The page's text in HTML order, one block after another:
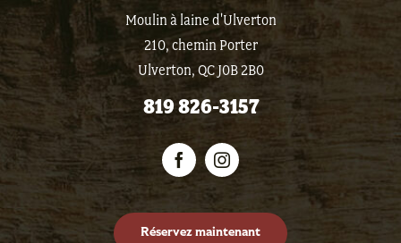
Moulin à laine d'Ulverton
210, chemin Porter
Ulverton, QC J0B 2B0
819 826-3157
Réservez maintenant